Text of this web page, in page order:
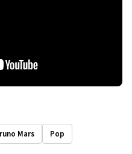
Mars Pop